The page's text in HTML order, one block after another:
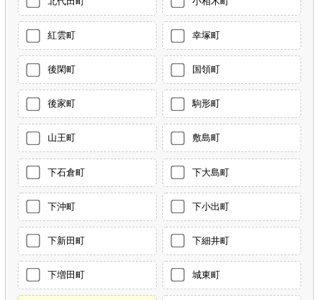
紅雲町 幸塚町
後閑町 国領町
後家町 駒形町
山王町 敷島町
下石倉町 下大島町
下沖町 下小出町
下新田町 下細井町
下増田町 城東町